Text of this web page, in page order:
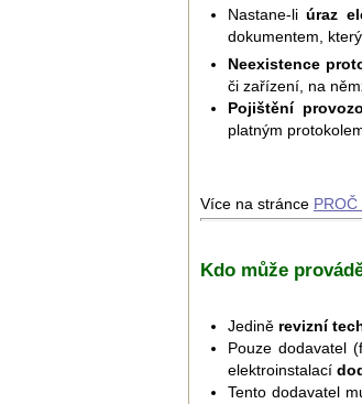
Nastane-liúraz
dokumentem,
Neexistence
či zařízení, na
Pojištění
platným
Více na stránce
Kdo může
Jedině revizní
Pouze dodavatel
elektroinstalací
Tento dodavatel